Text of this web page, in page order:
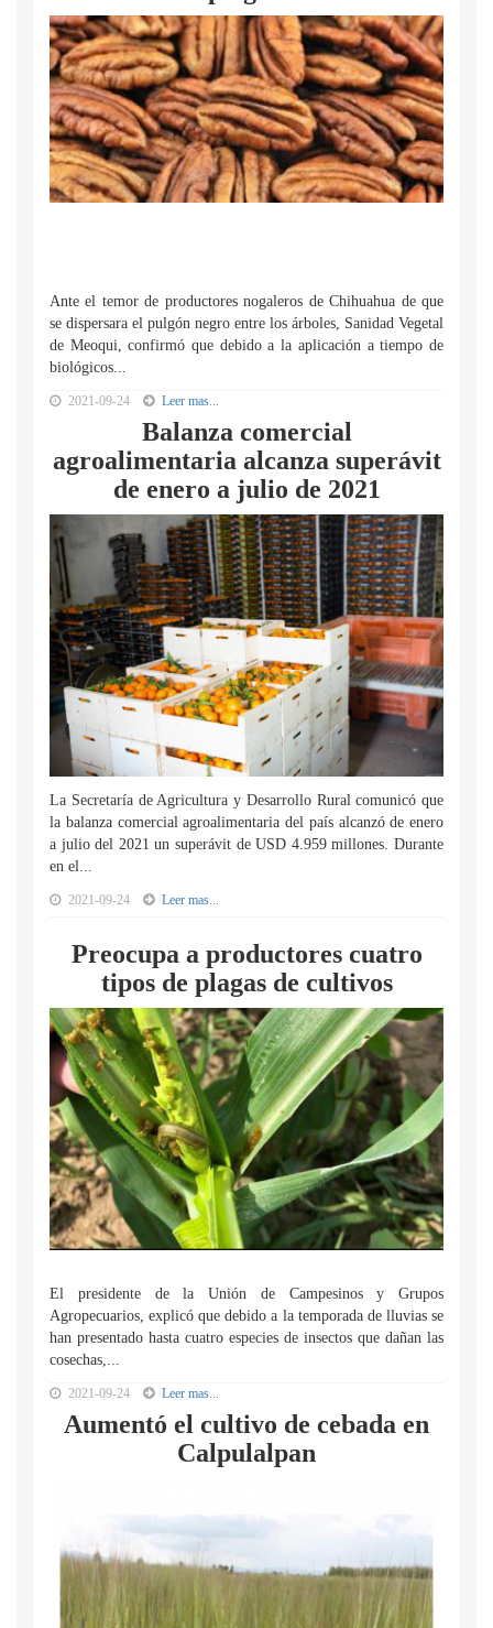
Ante el temor de productores nogaleros de Chihuahua de que
se dispersara el pulgón negro entre los árboles, Sanidad Vegetal
de Meoqui, confirmó que debido a la aplicación a tiempo de
biológicos...
2021-09-24 Leer mas...
Balanza comercial
agroalimentaria alcanza superávit
de enero a julio de 2021
La Secretaría de Agricultura y Desarrollo Rural comunicó que
la balanza comercial agroalimentaria del país alcanzó de enero
a julio del 2021 un superávit de USD 4.959 millones. Durante
en el...
2021-09-24 Leer mas...
Preocupa a productores cuatro
tipos de plagas de cultivos
El presidente de la Unión de Campesinos y Grupos
Agropecuarios, explicó que debido a la temporada de lluvias se
han presentado hasta cuatro especies de insectos que dañan las
cosechas,...
2021-09-24 Leer mas...
Aumentó el cultivo de cebada en
Calpulalpan